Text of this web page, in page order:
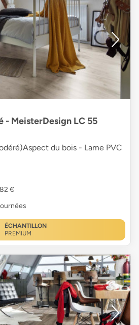
- MeisterDesign LC 55
du bois - Lame PVC
€
ÉCHANTILLON
PREMIUM